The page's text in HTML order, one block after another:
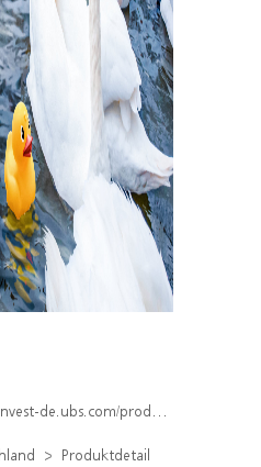
produkt/detail/index/isin/DE000WA2YK39
Produktdetail